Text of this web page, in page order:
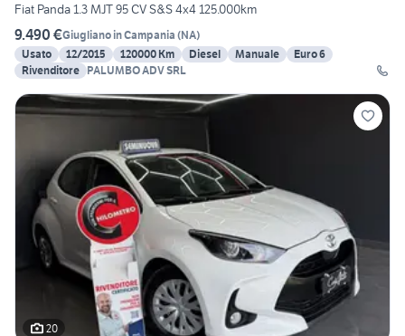
Fiat Panda 1.3 MJT 95 CV S&S 4x4 125.000km
9.490 €Giugliano in Campania (NA)
Usato
12/2015 120000 Km Diesel Manuale
Euro 6
Rivenditore PALUMBO ADV SRL
20